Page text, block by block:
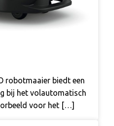
robotmaaier biedt een
bij het volautomatisch
voor het […]